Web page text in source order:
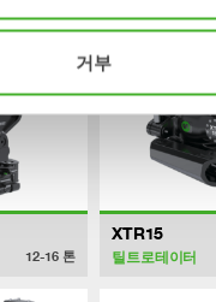
거부
12-16 톤
XTR15
틸트로테이터